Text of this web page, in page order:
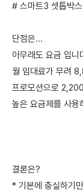
# 스마트3 셋톱박
단점은...
아무래도 요금 입니
월 임대료가 무려
프로모션으로
높은 요금제를 사용
결론은?
* 기본에 충실하기